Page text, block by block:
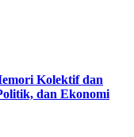
Kolektif dan
dan Ekonomi